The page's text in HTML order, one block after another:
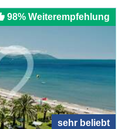
98% Weiterempfehlung
sehr beliebt